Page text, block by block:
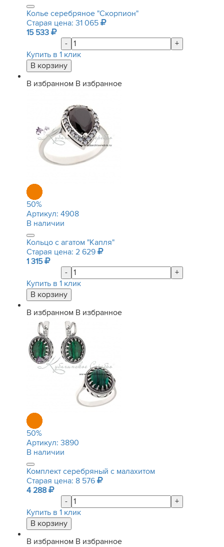
Колье серебряное "Скорпион"
Старая цена: 31 065
15 533
-
+
Купить в 1 клик
В избранном В избранное
50%
Артикул: 4908
В наличии
Кольцо с агатом "Капля"
Старая цена: 2 629
1 315
-
+
Купить в 1 клик
В избранном В избранное
50%
Артикул: 3890
В наличии
Комплект серебряный с малахитом
Старая цена: 8 576
4 288
-
+
Купить в 1 клик
В избранном В избранное